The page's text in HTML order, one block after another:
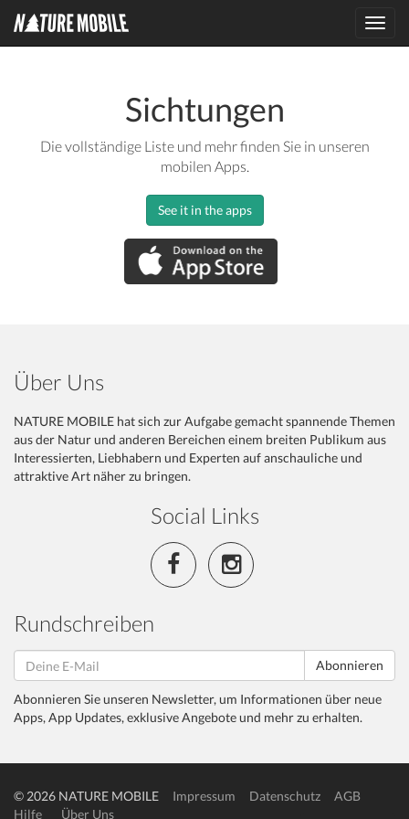
Sichtungen
Die vollständige Liste und mehr finden Sie in unseren
mobilen Apps.
See it in the apps
Über Uns
NATURE MOBILE hat sich zur Aufgabe gemacht spannende Themen
aus der Natur und anderen Bereichen einem breiten Publikum aus
Interessierten, Liebhabern und Experten auf anschauliche und
attraktive Art näher zu bringen.
Social Links
Rundschreiben
Abonnieren
Abonnieren Sie unseren Newsletter, um Informationen über neue
Apps, App Updates, exklusive Angebote und mehr zu erhalten.
© 2026 NATURE MOBILE Impressum Datenschutz
AGB
Hilfe
Über Uns